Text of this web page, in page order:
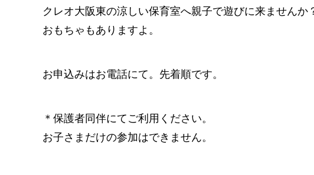
クレオ大阪東の涼しい保育室へ親子で遊びに来ませんか
おもちゃもありますよ。
お申込みはお電話にて。先着順です。
＊保護者同伴にてご利用ください。
お子さまだけの参加はできません。